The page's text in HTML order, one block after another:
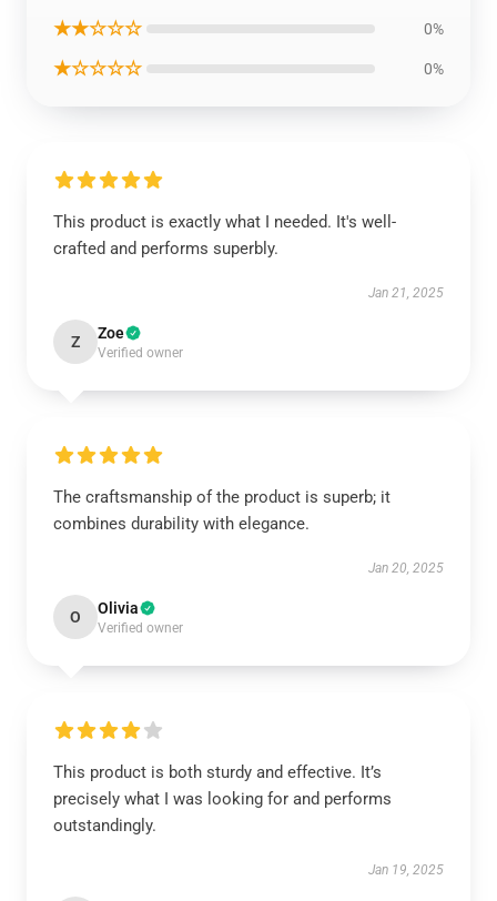
★★☆☆☆ 0%
★☆☆☆☆ 0%
This product is exactly what I needed. It's well-
crafted and performs superbly.
Jan 21, 2025
Z Zoe
Verified owner
The craftsmanship of the product is superb; it
combines durability with elegance.
Jan 20, 2025
O Olivia
Verified owner
This product is both sturdy and effective. It’s
precisely what I was looking for and performs
outstandingly.
Jan 19, 2025